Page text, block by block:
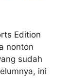
Edition
nonton
sudah
ini